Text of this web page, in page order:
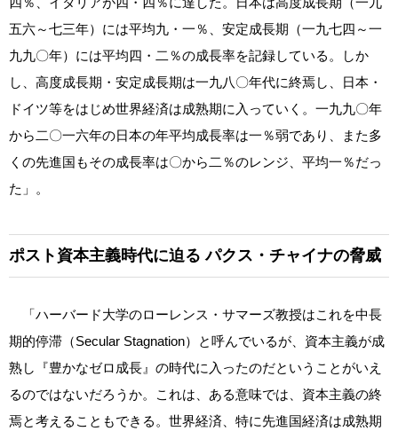
五六～七三年）には平均九・一％、安定成長期（一九七四～一
九九〇年）には平均四・二％の成長率を記録している。しか
し、高度成長期・安定成長期は一九八〇年代に終焉し、日本・
ドイツ等をはじめ世界経済は成熟期に入っていく。一九九〇年
から二〇一六年の日本の年平均成長率は一％弱であり、また多
くの先進国もその成長率は〇から二％のレンジ、平均一％だっ
た」。
ポスト資本主義時代に迫る パクス・チャイナの脅威
「ハーバード大学のローレンス・サマーズ教授はこれを中長
期的停滞（Secular Stagnation）と呼んでいるが、資本主義が成
熟し『豊かなゼロ成長』の時代に入ったのだということがいえ
るのではないだろうか。これは、ある意味では、資本主義の終
焉と考えることもできる。世界経済、特に先進国経済は成熟期